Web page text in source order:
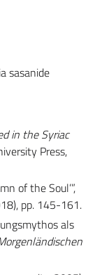
sasanide
in the Syriac
Press,
of the Soul’”,
pp. 145-161.
als